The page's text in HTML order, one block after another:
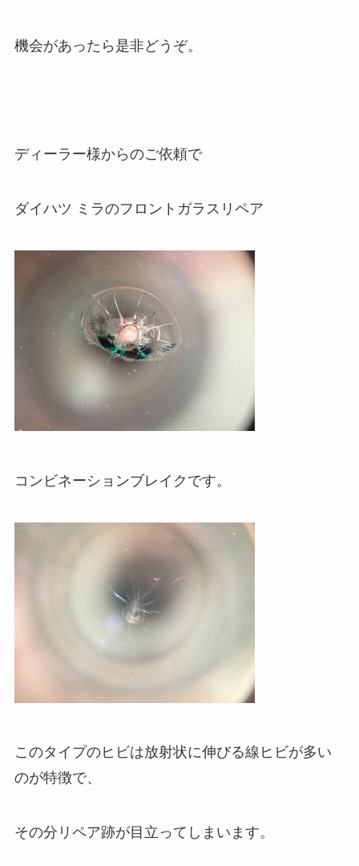
機会があったら是非どうぞ。
ディーラー様からのご依頼で
ダイハツ ミラのフロントガラスリペア
コンビネーションブレイクです。
このタイプのヒビは放射状に伸びる線ヒビが多い
のが特徴で、
その分リペア跡が目立ってしまいます。